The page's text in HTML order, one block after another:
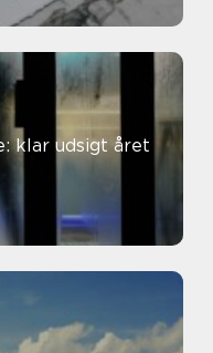
klar udsigt året